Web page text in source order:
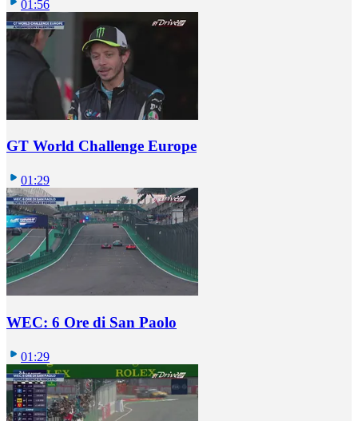
01:56
GT World Challenge Europe
01:29
WEC: 6 Ore di San Paolo
01:29